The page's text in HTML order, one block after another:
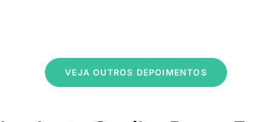
VEJA OUTROS DEPOIMENTOS